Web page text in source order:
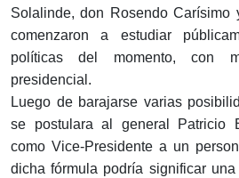
Solalinde, don Rosendo Carísimo
comenzaron a estudiar
políticas del momento, con
presidencial.
Luego de barajarse varias
se postulara al general Patricio
como Vice-Presidente a un
dicha fórmula podría significar